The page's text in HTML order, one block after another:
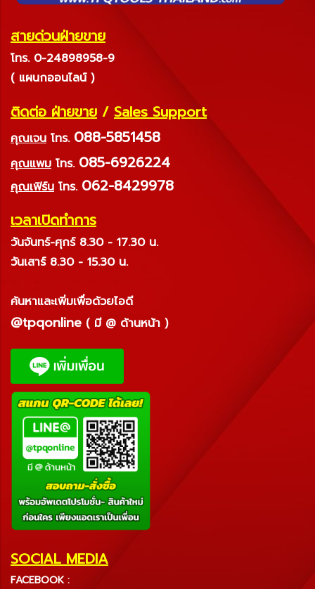
สายด่วนฝ่ายขาย
โทร. 0-24898958-9
( แผนกออนไลน์ )
ติดต่อ ฝ่ายขาย / Sales Support
คุณเจน โทร. 088-5851458
คุณแพม โทร. 085-6926224
คุณเฟิร์น โทร. 062-8429978
เวลาเปิดทำการ
วันจันทร์-ศุกร์ 8.30 - 17.30 น.
วันเสาร์ 8.30 - 15.30 น.
ค้นหาและเพิ่มเพื่อด้วยไอดี
@tpqonline ( มี @ ด้านหน้า )
SOCIAL MEDIA
FACEBOOK :